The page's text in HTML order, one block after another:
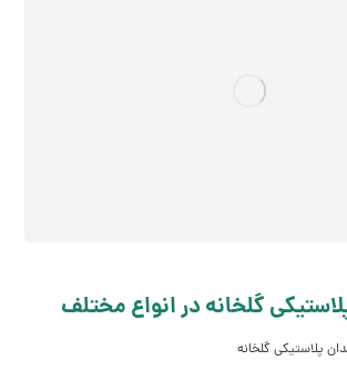
گلخانه در انواع مختلف
پلاستیکی گلخانه